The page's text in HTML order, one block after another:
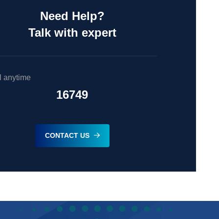
Need Help?
Talk with expert
anytime
16749
CONTACT US